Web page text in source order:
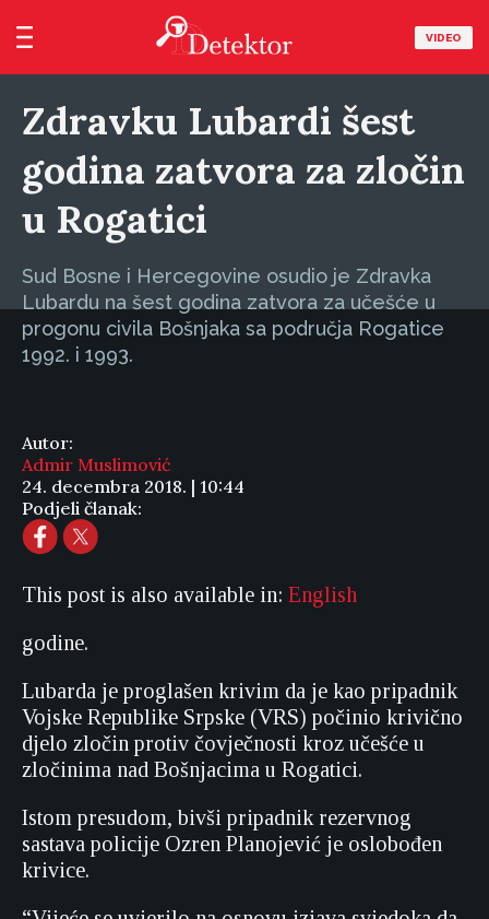
VIDEO
Zdravku Lubardi šest
godina zatvora za zločin
u Rogatici
Sud Bosne i Hercegovine osudio je Zdravka
Lubardu na šest godina zatvora za učešće u
progonu civila Bošnjaka sa područja Rogatice
1992. i 1993.
Autor:
Admir Muslimović
24. decembra 2018. | 10:44
Podjeli članak:
This post is also available in: English
godine.
Lubarda je proglašen krivim da je kao pripadnik
Vojske Republike Srpske (VRS) počinio krivično
djelo zločin protiv čovječnosti kroz učešće u
zločinima nad Bošnjacima u Rogatici.
Istom presudom, bivši pripadnik rezervnog
sastava policije Ozren Planojević je oslobođen
krivice.